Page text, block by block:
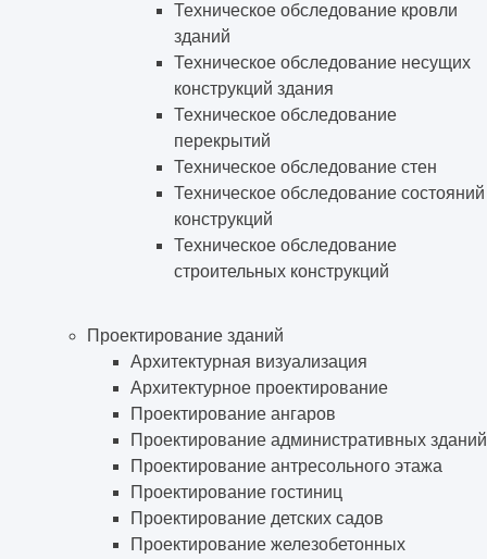
Техническое обследование кровли
зданий
Техническое обследование несущих
конструкций здания
Техническое обследование
перекрытий
Техническое обследование стен
Техническое обследование состояний
конструкций
Техническое обследование
строительных конструкций
Проектирование зданий
Архитектурная визуализация
Архитектурное проектирование
Проектирование ангаров
Проектирование административных зданий
Проектирование антресольного этажа
Проектирование гостиниц
Проектирование детских садов
Проектирование железобетонных